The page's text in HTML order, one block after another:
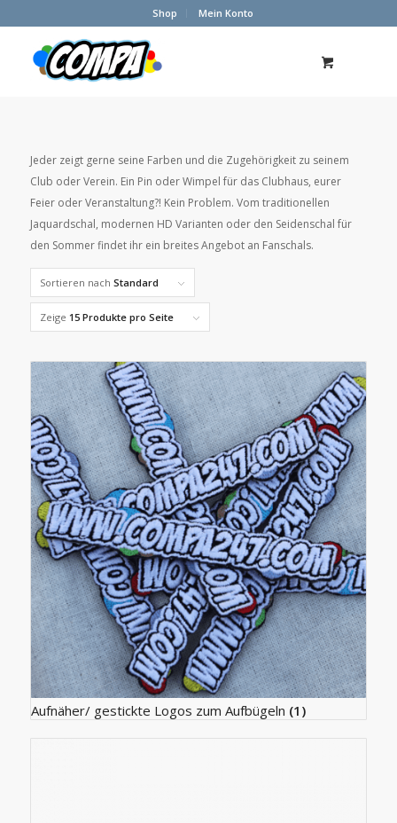
Shop Mein Konto
Jeder zeigt gerne seine Farben und die Zugehörigkeit zu seinem
Club oder Verein. Ein Pin oder Wimpel für das Clubhaus, eurer
Feier oder Veranstaltung?! Kein Problem. Vom traditionellen
Jaquardschal, modernen HD Varianten oder den Seidenschal für
den Sommer findet ihr ein breites Angebot an Fanschals.
Sortieren nach Standard
Zeige 15 Produkte pro Seite
Aufnäher/ gestickte Logos zum Aufbügeln (1)